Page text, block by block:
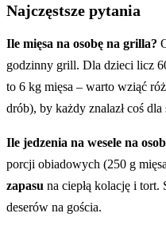
Najczęstsze pytania
Ile mięsa na osobę na grilla?
godzinny grill. Dla dzieci licz
to 6 kg mięsa – warto wziąć
drób), by każdy znalazł coś dla
Ile jedzenia na wesele na
porcji obiadowych (250 g
zapasu na ciepłą kolację i tort.
deserów na gościa.